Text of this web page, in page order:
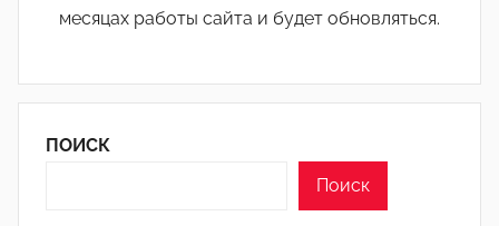
месяцах работы сайта и будет обновляться.
ПОИСК
Поиск